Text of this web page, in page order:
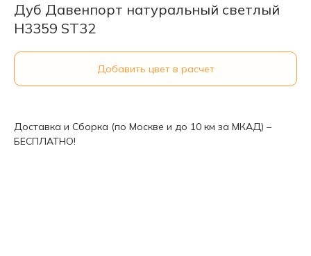
Дуб Давенпорт натуральный светлый
H3359 ST32
Добавить цвет в расчет
Доставка и Сборка (по Москве и до 10 км за МКАД) –
БЕСПЛАТНО!